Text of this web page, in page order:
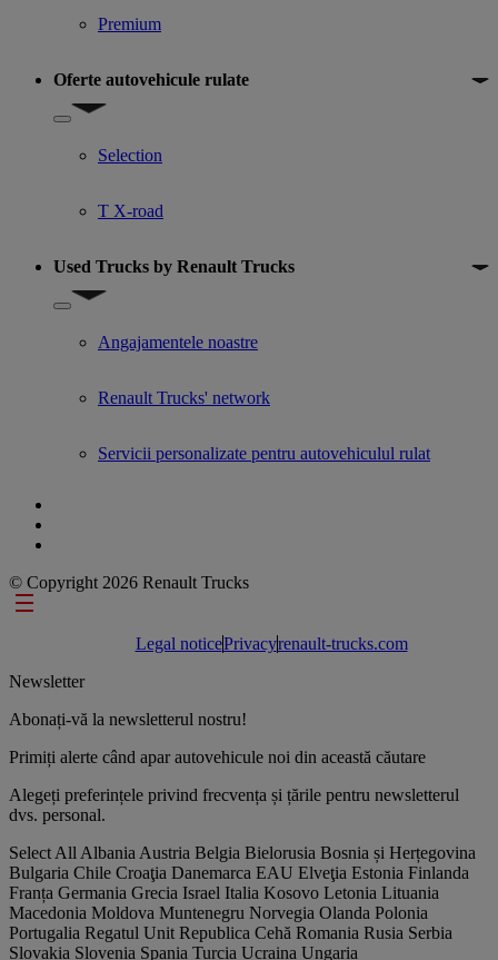
Premium
Oferte autovehicule rulate
Show submenu for Oferte autovehicule rulate
Selection
T X-road
Used Trucks by Renault Trucks
Show submenu for Used Trucks by Renault Trucks
Angajamentele noastre
Renault Trucks' network
Servicii personalizate pentru autovehiculul rulat
© Copyright 2026 Renault Trucks
Footer links
Legal noticePrivacyrenault-trucks.com
Newsletter
Abonați-vă la newsletterul nostru!
Primiți alerte când apar autovehicule noi din această căutare
Alegeți preferințele privind frecvența și țările pentru newsletterul
dvs. personal.
Select All Albania Austria Belgia Bielorusia Bosnia și Herțegovina
Bulgaria Chile Croaţia Danemarca EAU Elveţia Estonia Finlanda
Franța Germania Grecia Israel Italia Kosovo Letonia Lituania
Macedonia Moldova Muntenegru Norvegia Olanda Polonia
Portugalia Regatul Unit Republica Cehă Romania Rusia Serbia
Slovakia Slovenia Spania Turcia Ucraina Ungaria